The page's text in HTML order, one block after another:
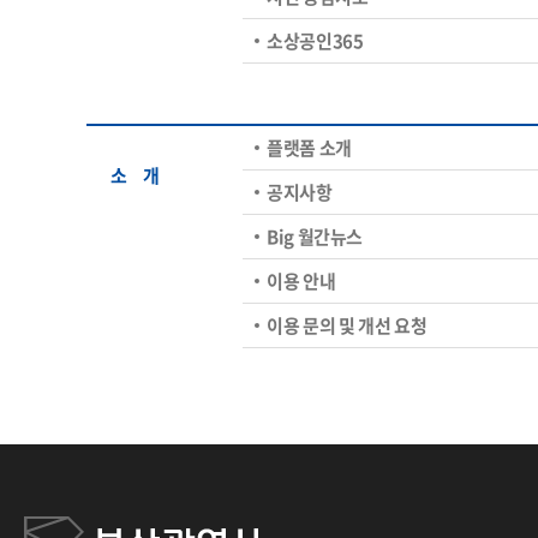
소상공인365
소ㅤ개
플랫폼 소개
공지사항
Big 월간뉴스
이용 안내
이용 문의 및 개선 요청